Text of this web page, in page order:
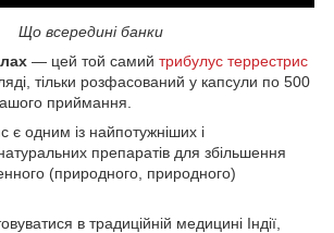
Що всередині банки
— цей той самий трибулус террестрис
тільки розфасований у капсули по 500
приймання.
є одним із найпотужніших і
препаратів для збільшення
(природного, природного)
в традиційній медицині Індії,